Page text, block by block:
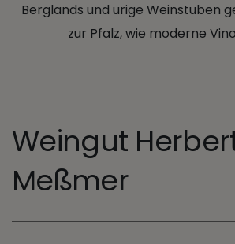
Berglands und urige Weinstuben
zur Pfalz, wie moderne
Weingut
Meßmer